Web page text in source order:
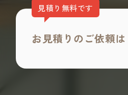
見積り無料です
お見積りのご依頼は